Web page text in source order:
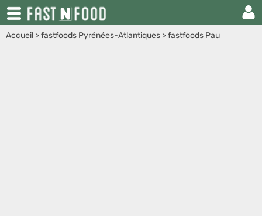
Accueil >fastfoods Pyrénées-Atlantiques >fastfoods Pau